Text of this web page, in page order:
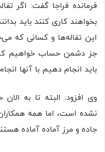
فرمانده فراجا گفت: اگر
بخواهند کاری کنند باید
این تفاله‌ها و کسانی که
جز دشمن حساب خواهیم
باید انجام دهیم با آنها
وی افزود: البته تا به
نشده است، اما همه
جاده و مرز آماده آماده